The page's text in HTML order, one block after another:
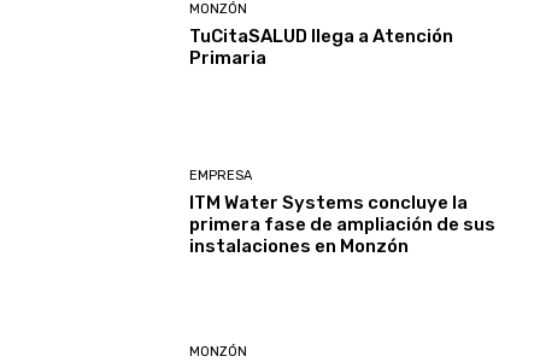
MONZÓN
TuCitaSALUD llega a Atención
Primaria
EMPRESA
ITM Water Systems concluye la
primera fase de ampliación de sus
instalaciones en Monzón
MONZÓN